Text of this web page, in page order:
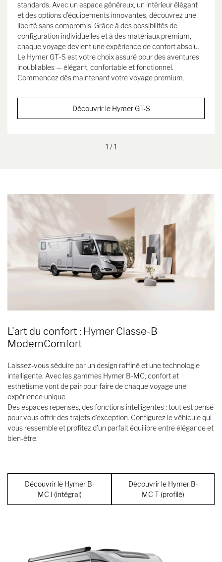
standards. Avec un espace généreux, un intérieur élégant
et des options d’équipements innovantes, découvrez une
liberté sans compromis. Grâce à des possibilités de
configuration individuelles et à des matériaux premium,
chaque voyage devient une expérience de confort absolu.
Le Hymer GT‑S est votre choix assuré pour des aventures
inoubliables — élégant, confortable et fonctionnel.
Commencez dès maintenant votre voyage premium.
Découvrir le Hymer GT-S
1 / 1
L'art du confort : Hymer Classe-B
ModernComfort
Laissez-vous séduire par un design raffiné et une technologie
intelligente. Avec les gammes Hymer B-MC, confort et
esthétisme vont de pair pour faire de chaque voyage une
expérience unique.
Des espaces repensés, des fonctions intelligentes : tout est pensé
pour vous offrir des trajets d’exception. Configurez le véhicule qui
vous ressemble et profitez d’un parfait équilibre entre élégance et
bien-être.
Découvrir le Hymer B-
MC I (intégral)
Découvrir le Hymer B-
MC T (profilé)